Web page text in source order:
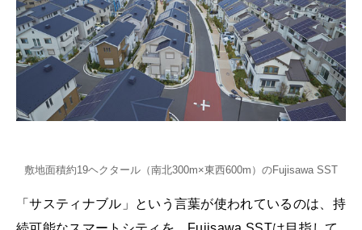
敷地面積約19ヘクタール（南北300m×東西600m）のFujisawa SST
「サスティナブル」という言葉が使われているのは、持